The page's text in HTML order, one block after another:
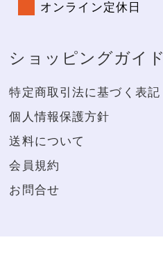
オンライン定休日
ショッピングガイド
特定商取引法に基づく表記
個人情報保護方針
送料について
会員規約
お問合せ